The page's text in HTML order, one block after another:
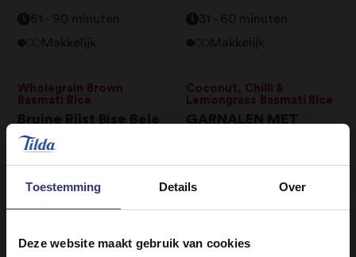
Toestemming Details Over
Deze website maakt gebruik van cookies
61 - 90 minuten
Makkelijk
31 - 60 minuten
Makkelijk
Wholegrain Brown
Basmati Rice
Bruine Rijst Bise Bele
Bath
31 - 60 minuten
Makkelijk
Coconut, Chilli &
Lemongrass Basmati Rice
GARNALEN MET
KOKOSMELK
0 - 30 minuten